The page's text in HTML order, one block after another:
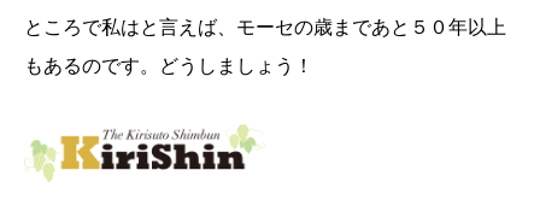
ところで私はと言えば、モーセの歳まであと５０年以上
もあるのです。どうしましょう！